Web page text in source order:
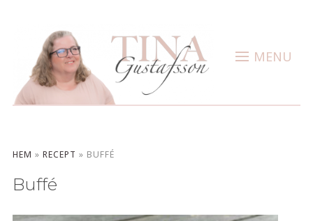
MENU
HEM » RECEPT » BUFFÉ
Buffé